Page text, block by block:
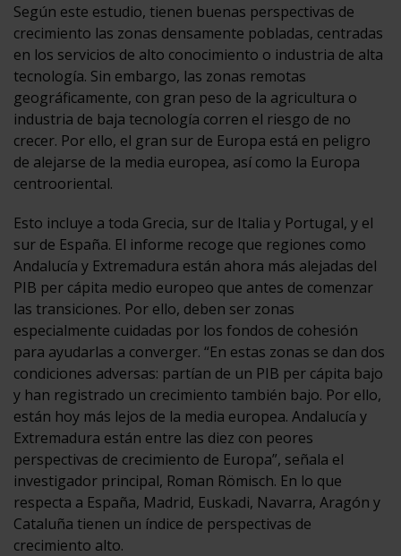
Según este estudio, tienen buenas perspectivas de
crecimiento las zonas densamente pobladas, centradas
en los servicios de alto conocimiento o industria de alta
tecnología. Sin embargo, las zonas remotas
geográficamente, con gran peso de la agricultura o
industria de baja tecnología corren el riesgo de no
crecer. Por ello, el gran sur de Europa está en peligro
de alejarse de la media europea, así como la Europa
centrooriental.
Esto incluye a toda Grecia, sur de Italia y Portugal, y el
sur de España. El informe recoge que regiones como
Andalucía y Extremadura están ahora más alejadas del
PIB per cápita medio europeo que antes de comenzar
las transiciones. Por ello, deben ser zonas
especialmente cuidadas por los fondos de cohesión
para ayudarlas a converger. “En estas zonas se dan dos
condiciones adversas: partían de un PIB per cápita bajo
y han registrado un crecimiento también bajo. Por ello,
están hoy más lejos de la media europea. Andalucía y
Extremadura están entre las diez con peores
perspectivas de crecimiento de Europa”, señala el
investigador principal, Roman Römisch. En lo que
respecta a España, Madrid, Euskadi, Navarra, Aragón y
Cataluña tienen un índice de perspectivas de
crecimiento alto.